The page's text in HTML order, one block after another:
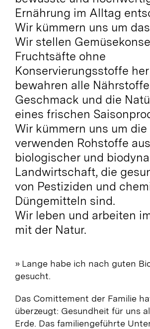
Ernährung im Alltag
Wir kümmern uns um
Wir stellen
Fruchtsäfte ohne
Konservierungsstoffe
bewahren alle
Geschmack und die
eines frischen
Wir kümmern uns um die
verwenden Rohstoffe aus
biologischer und
Landwirtschaft, die
von Pestiziden und
Düngemitteln sind.
Wir leben und arbeiten
mit der Natur.
» Lange habe ich nach guten
gesucht.
Das Comittement der Familie
überzeugt: Gesundheit für uns
Erde. Das familiengeführte